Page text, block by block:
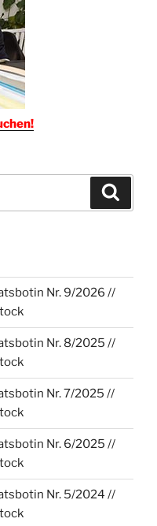
Nr. 9/2026 //
Nr. 8/2025 //
Nr. 7/2025 //
Nr. 6/2025 //
Nr. 5/2024 //